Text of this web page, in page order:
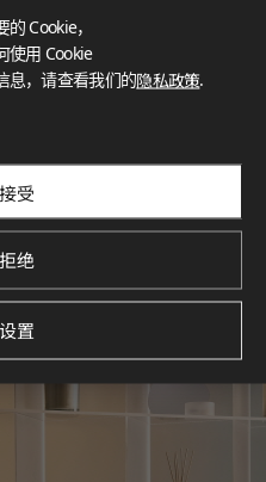
过多功能应用方案，为您呈
Cookie，
使用 Cookie
息，请查看我们的隐私政策.
受
绝
置